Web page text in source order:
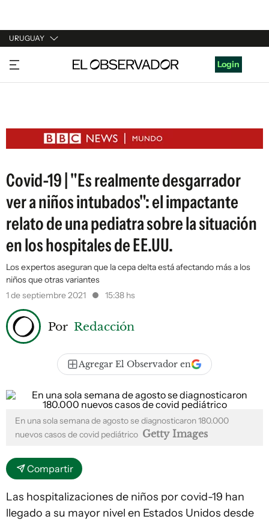
URUGUAY
URUGUAY
ARGENTINA
ESTADOS UNIDOS
Login
Covid-19 | "Es realmente desgarrador
ver a niños intubados": el impactante
relato de una pediatra sobre la situación
en los hospitales de EE.UU.
Los expertos aseguran que la cepa delta está afectando más a los
niños que otras variantes
1 de septiembre 2021
15:38 hs
Por Redacción
Agregar El Observador en
En una sola semana de agosto se diagnosticaron 180.000
nuevos casos de covid pediátrico Getty Images
Compartir
Las hospitalizaciones de niños por covid-19 han
llegado a su mayor nivel en Estados Unidos desde